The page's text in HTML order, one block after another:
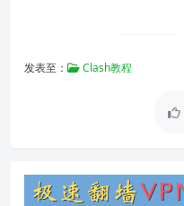
发表至： Clash教程